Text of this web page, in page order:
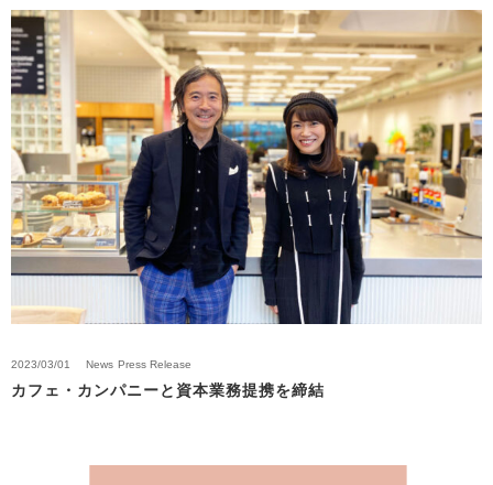
2023/03/01 News Press Release
カフェ・カンパニーと資本業務提携を締結